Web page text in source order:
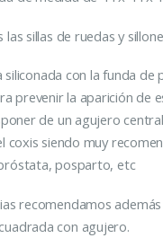
sillas de ruedas y
siliconada con la funda de
prevenir la aparición de
de un agujero
coxis siendo muy
posparto, etc
recomendamos
con agujero.